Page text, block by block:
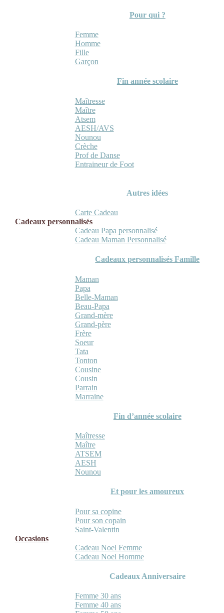
Pour qui ?
Femme
Homme
Fille
Garçon
Fin année scolaire
Maîtresse
Maître
Atsem
AESH/AVS
Nounou
Crèche
Prof de Danse
Entraineur de Foot
Autres idées
Carte Cadeau
Cadeaux personnalisés
Cadeau Papa personnalisé
Cadeau Maman Personnalisé
Cadeaux personnalisés Famille
Maman
Papa
Belle-Maman
Beau-Papa
Grand-mère
Grand-père
Frère
Soeur
Tata
Tonton
Cousine
Cousin
Parrain
Marraine
Fin d’année scolaire
Maîtresse
Maître
ATSEM
AESH
Nounou
Et pour les amoureux
Pour sa copine
Pour son copain
Saint-Valentin
Occasions
Cadeau Noel Femme
Cadeau Noel Homme
Cadeaux Anniversaire
Femme 30 ans
Femme 40 ans